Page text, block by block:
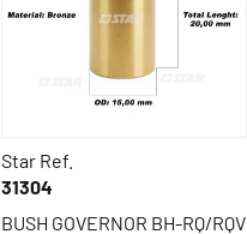
Star Ref.
31304
BUSH GOVERNOR BH-RQ/RQV